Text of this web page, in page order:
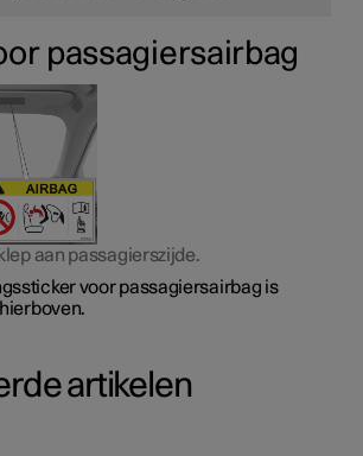
passagiersairbag
aan passagierszijde.
voor passagiersairbag is
artikelen